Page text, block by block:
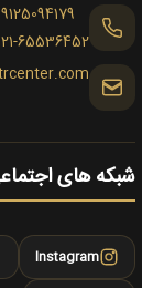
65536452
شبکه های
Instagram